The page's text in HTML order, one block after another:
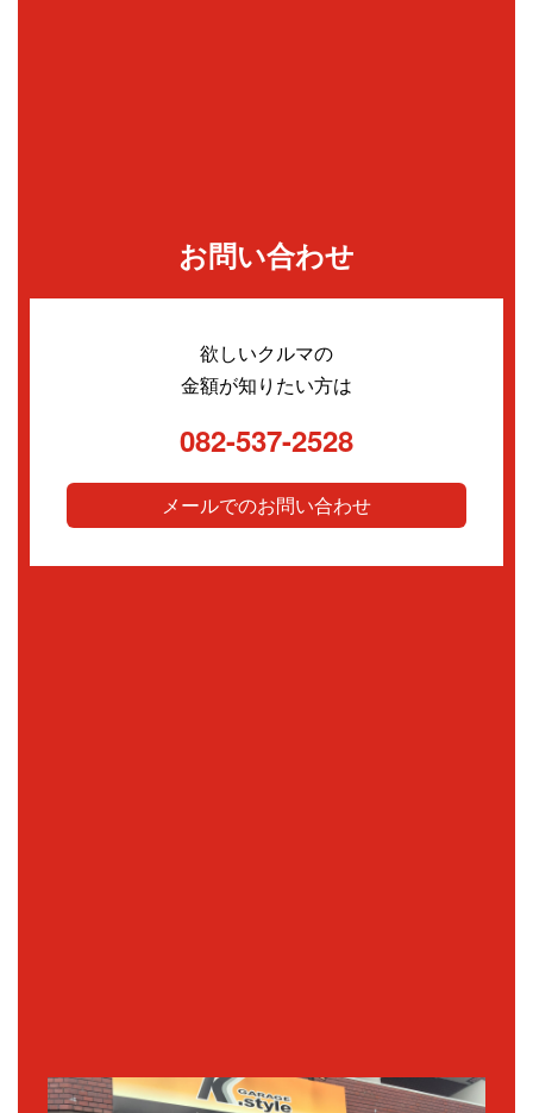
お問い合わせ
欲しいクルマの
金額が知りたい方は
082-537-2528
メールでのお問い合わせ